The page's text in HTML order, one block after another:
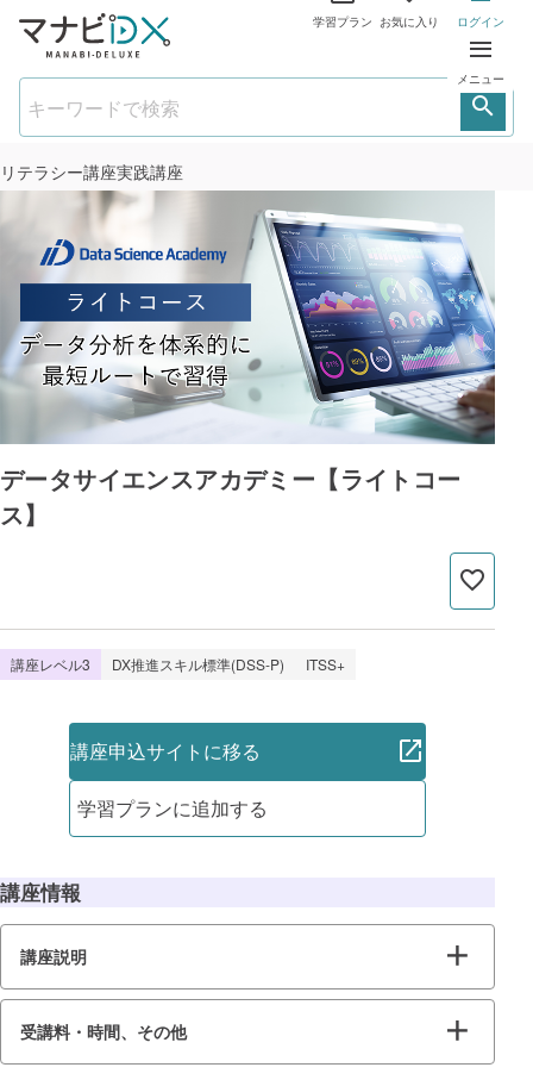
学習プラン お気に入り ログイン
メニュー
リテラシー講座実践講座
データサイエンスアカデミー【ライトコー
ス】
講座レベル3 DX推進スキル標準(DSS-P) ITSS+
講座申込サイトに移る
学習プランに追加する
講座情報
講座説明
受講料・時間、その他